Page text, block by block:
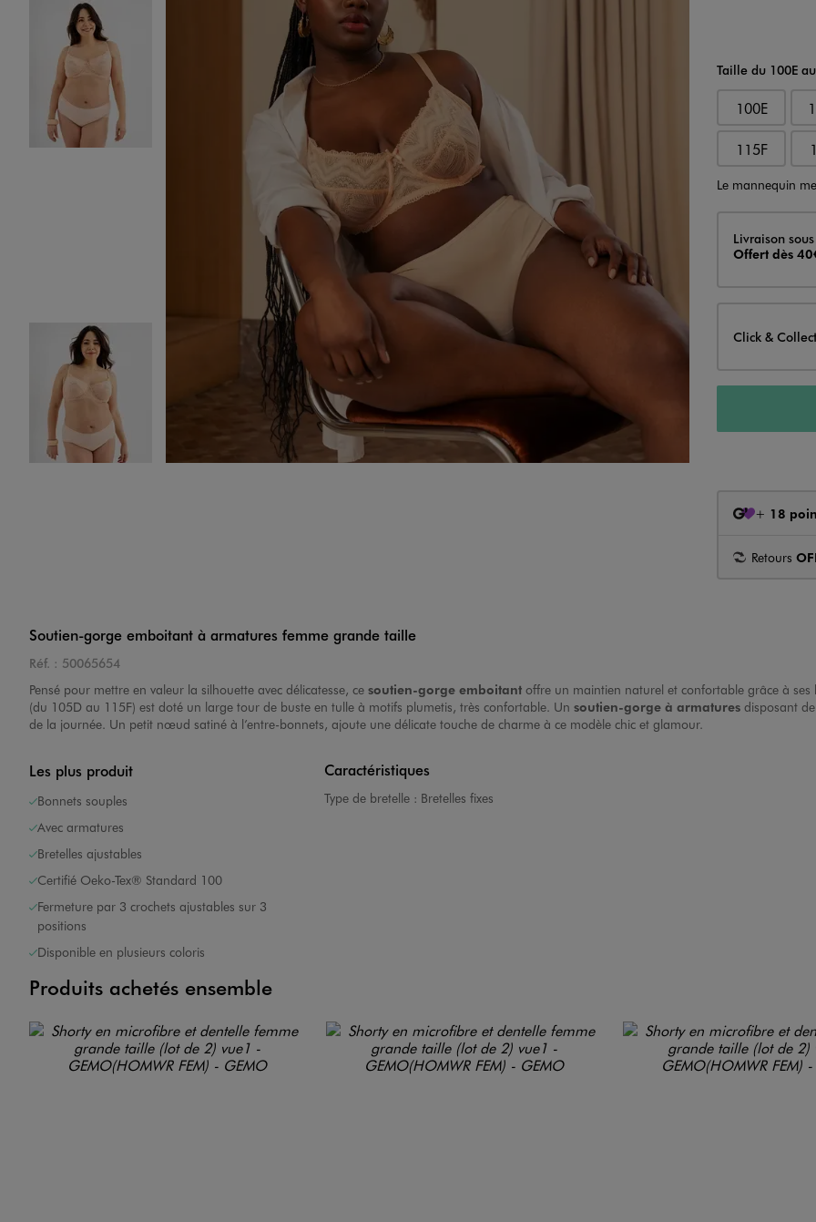
Image 2 sur 4
Taille du 100E
100E
115F
Le mannequin
Livraison
Livraison
Offert dès
Click &
+ 18
Retours
Soutien-gorge emboitant à armatures femme grande taille
Réf. : 50065654
Pensé pour mettre en valeur la silhouette avec délicatesse, ce soutien-gorge emboitant offre un maintien naturel et confortable grâce à
(du 105D au 115F) est doté un large tour de buste en tulle à motifs plumetis, très confortable. Un soutien-gorge à armatures disposant
de la journée. Un petit nœud satiné à l’entre-bonnets, ajoute une délicate touche de charme à ce modèle chic et glamour.
Les plus produit
Bonnets souples
Avec armatures
Bretelles ajustables
Certifié Oeko-Tex® Standard 100
Fermeture par 3 crochets ajustables sur 3
positions
Disponible en plusieurs coloris
Caractéristiques
Type de bretelle : Bretelles fixes
Produits achetés ensemble